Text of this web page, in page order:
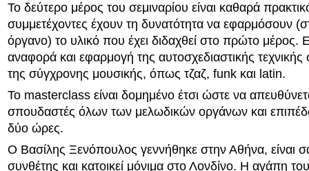
Το δεύτερο μέρος του σεμιναρίου είναι καθαρά
συμμετέχοντες έχουν τη δυνατότητα να εφαρμόσουν
όργανο) το υλικό που έχει διδαχθεί στο πρώτο μέρος.
αναφορά και εφαρμογή της αυτοσχεδιαστικής
της σύγχρονης μουσικής, όπως τζαζ, funk και latin.
Το masterclass είναι δομημένο έτσι ώστε να
σπουδαστές όλων των μελωδικών οργάνων και
δύο ώρες.
Ο Βασίλης Ξενόπουλος γεννήθηκε στην Αθήνα, είναι
συνθέτης και κατοικεί μόνιμα στο Λονδίνο. Η αγάπη του